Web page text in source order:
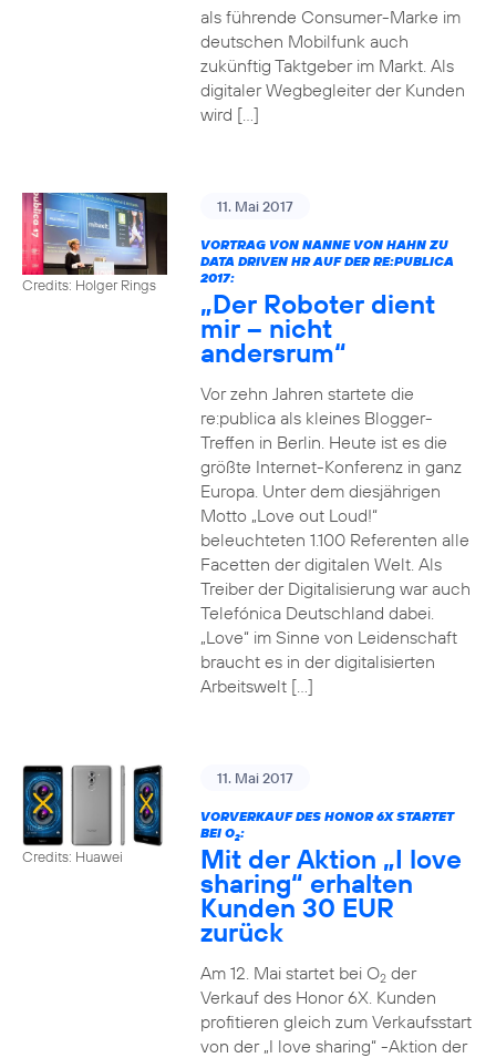
als führende Consumer-Marke im
deutschen Mobilfunk auch
zukünftig Taktgeber im Markt. Als
digitaler Wegbegleiter der Kunden
wird […]
Credits: Holger Rings
11. Mai 2017
VORTRAG VON NANNE VON HAHN ZU
DATA DRIVEN HR AUF DER RE:PUBLICA
2017:
„Der Roboter dient
mir – nicht
andersrum“
Vor zehn Jahren startete die
re:publica als kleines Blogger-
Treffen in Berlin. Heute ist es die
größte Internet-Konferenz in ganz
Europa. Unter dem diesjährigen
Motto „Love out Loud!“
beleuchteten 1.100 Referenten alle
Facetten der digitalen Welt. Als
Treiber der Digitalisierung war auch
Telefónica Deutschland dabei.
„Love“ im Sinne von Leidenschaft
braucht es in der digitalisierten
Arbeitswelt […]
Credits: Huawei
11. Mai 2017
VORVERKAUF DES HONOR 6X STARTET
BEI O2:
Mit der Aktion „I love
sharing“ erhalten
Kunden 30 EUR
zurück
Am 12. Mai startet bei O2der
Verkauf des Honor 6X. Kunden
profitieren gleich zum Verkaufsstart
von der „I love sharing“ -Aktion der